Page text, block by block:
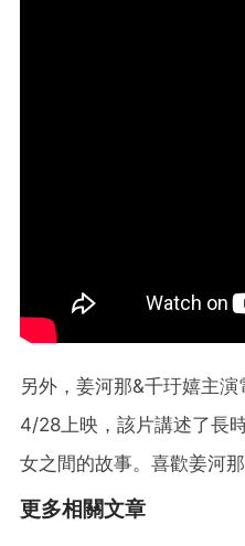
另外，姜河那&千玗嬉主
4/28上映，該片講述了長
女之間的故事。喜歡姜河
更多相關文章